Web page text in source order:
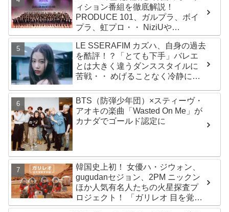
主張
ィション番組を徹底解説！
PRODUCE 101、ガルプラ、ボイ
プラ、虹プロ・・ NiziUや
Kep1er、ZEROBASEONEら人気
グループが続々と誕生！ JO1や
INI、ME:Iを生んだ日プまで一挙紹
介
LE SSERAFIM カズハ、自身の過去
を酷評！？「とても下手」バレエ
とは大きく違うダンススタイルに
苦戦・・ めげることなく冷静に努
BTS（防弾少年団）×スティーヴ・
アオキの楽曲「Wasted On Me」が
カナダでゴールド認定に
韓国史上初！ 女優ハ・ジウォン、
gugudanセジョン、2PM ニックン
ほか人気有名人たちの火星探査プ
ロジェクト！ 「ガリレオ 目を覚ま
す宇宙」10月10日（水）日本初放